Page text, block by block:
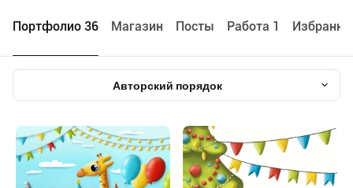
Портфолио 36 Maгазин Посты Работа 1
Авторский порядок